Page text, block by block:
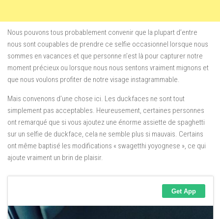
Nous pouvons tous probablement convenir que la plupart d’entre
nous sont coupables de prendre ce selfie occasionnel lorsque nous
sommes en vacances et que personne n’est là pour capturer notre
moment précieux ou lorsque nous nous sentons vraiment mignons et
que nous voulons profiter de notre visage instagrammable.
Mais convenons d’une chose ici. Les duckfaces ne sont tout
simplement pas acceptables. Heureusement, certaines personnes
ont remarqué que si vous ajoutez une énorme assiette de spaghetti
sur un selfie de duckface, cela ne semble plus si mauvais. Certains
ont même baptisé les modifications « swagetthi yoyognese », ce qui
ajoute vraiment un brin de plaisir.